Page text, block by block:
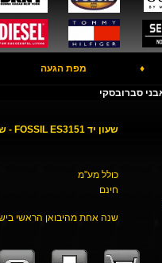
♦ מפת הגעה
שעון יד FOSSIL ES3151 - שיבוץ אבני סברובסקי
כולל מע"מ
חינם
שנה אחת מהיבואן הראשי